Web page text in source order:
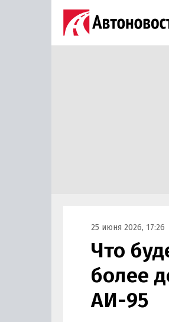
25 июня 2026, 17:26
Что
более
АИ-95